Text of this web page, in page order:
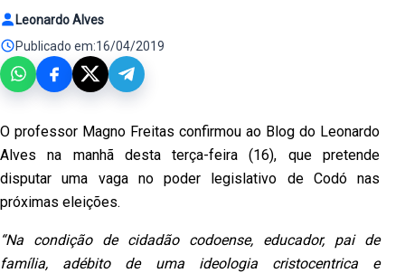
Leonardo Alves
Publicado em:16/04/2019
O professor Magno Freitas confirmou ao Blog do Leonardo
Alves na manhã desta terça-feira (16), que pretende
disputar uma vaga no poder legislativo de Codó nas
próximas eleições.
“Na condição de cidadão codoense, educador, pai de
família, adébito de uma ideologia cristocentrica e